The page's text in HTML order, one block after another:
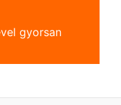
gyorsan